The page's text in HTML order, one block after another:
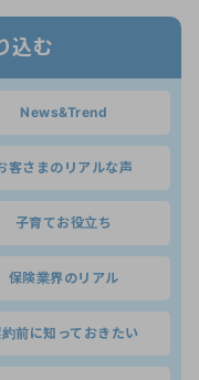
込む
News&Trend
客さまのリアルな声
子育てお役立ち
保険業界のリアル
前に知っておきたい